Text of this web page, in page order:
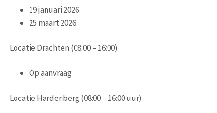
19 januari 2026
25 maart 2026
Locatie Drachten (08:00 – 16:00)
Op aanvraag
Locatie Hardenberg (08:00 – 16:00 uur)